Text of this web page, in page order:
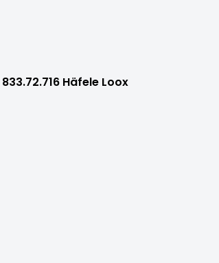
833.72.716 Häfele Loox